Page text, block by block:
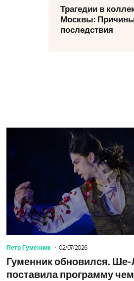
Трагедии в
Москвы:
последствия
едут в Бангкок. Омичка рискует
Петр Гуменник 02/07/2026
Гуменник обновился.
поставила программу